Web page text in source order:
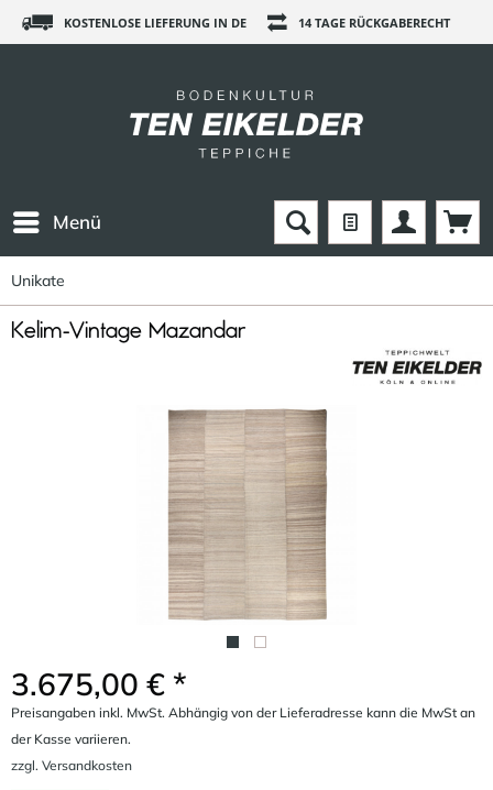
KOSTENLOSE LIEFERUNG IN DE 14 TAGE RÜCKGABERECHT
Menü
Unikate
Kelim-Vintage Mazandar
3.675,00 € *
Preisangaben inkl. MwSt. Abhängig von der Lieferadresse kann die MwSt an
der Kasse variieren.
zzgl. Versandkosten